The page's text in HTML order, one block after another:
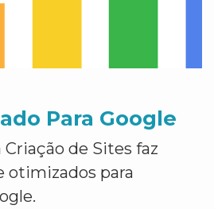
Para Google
de Sites faz
otimizados para